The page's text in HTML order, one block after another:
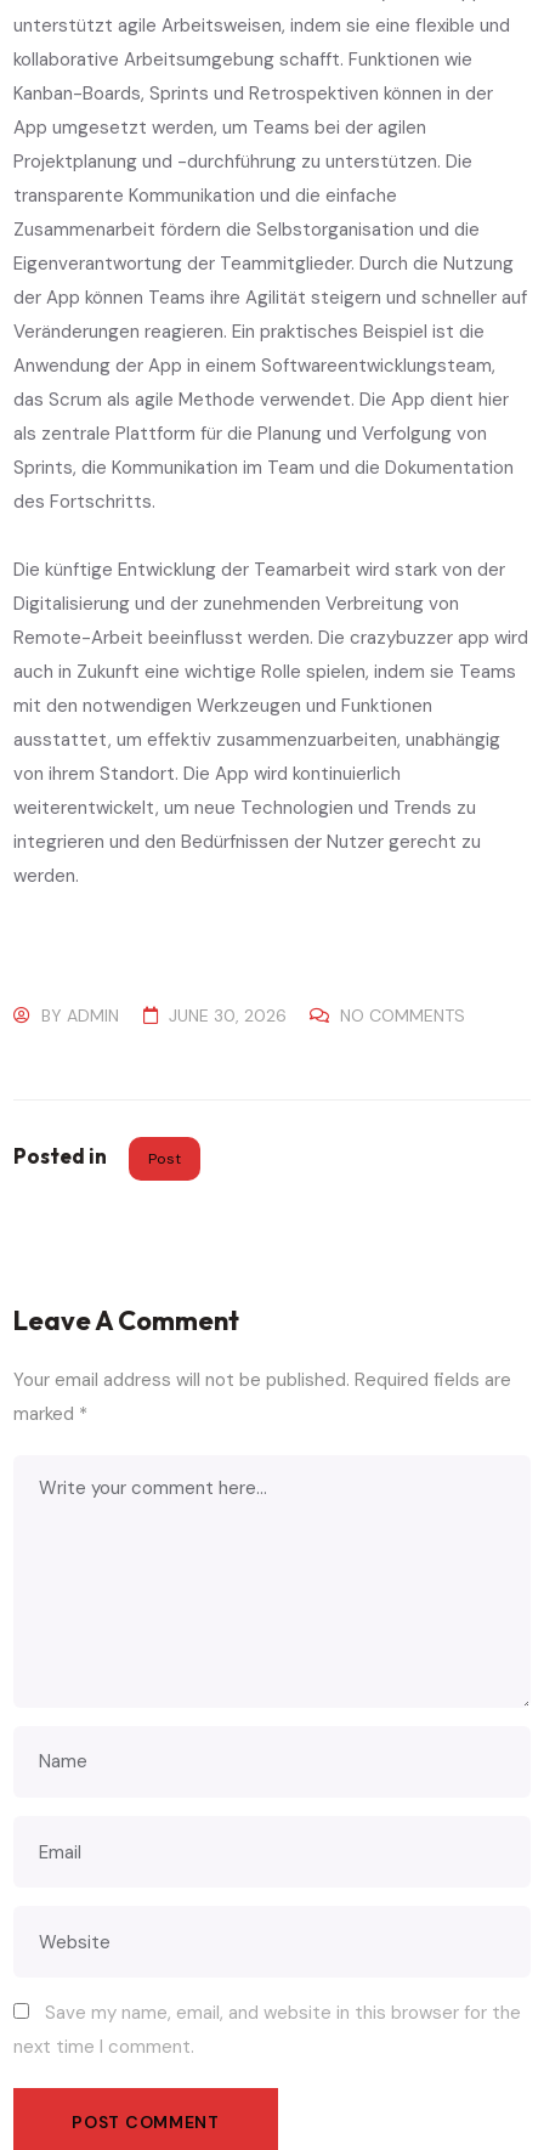
unterstützt agile Arbeitsweisen, indem sie eine flexible und
kollaborative Arbeitsumgebung schafft. Funktionen wie
Kanban-Boards, Sprints und Retrospektiven können in der
App umgesetzt werden, um Teams bei der agilen
Projektplanung und -durchführung zu unterstützen. Die
transparente Kommunikation und die einfache
Zusammenarbeit fördern die Selbstorganisation und die
Eigenverantwortung der Teammitglieder. Durch die Nutzung
der App können Teams ihre Agilität steigern und schneller auf
Veränderungen reagieren. Ein praktisches Beispiel ist die
Anwendung der App in einem Softwareentwicklungsteam,
das Scrum als agile Methode verwendet. Die App dient hier
als zentrale Plattform für die Planung und Verfolgung von
Sprints, die Kommunikation im Team und die Dokumentation
des Fortschritts.
Die künftige Entwicklung der Teamarbeit wird stark von der
Digitalisierung und der zunehmenden Verbreitung von
Remote-Arbeit beeinflusst werden. Die crazybuzzer app wird
auch in Zukunft eine wichtige Rolle spielen, indem sie Teams
mit den notwendigen Werkzeugen und Funktionen
ausstattet, um effektiv zusammenzuarbeiten, unabhängig
von ihrem Standort. Die App wird kontinuierlich
weiterentwickelt, um neue Technologien und Trends zu
integrieren und den Bedürfnissen der Nutzer gerecht zu
werden.
BYADMIN JUNE 30, 2026 NO COMMENTS
Posted in Post
Leave A Comment
Your email address will not be published. Required fields are
marked *
Save my name, email, and website in this browser for the
next time I comment.